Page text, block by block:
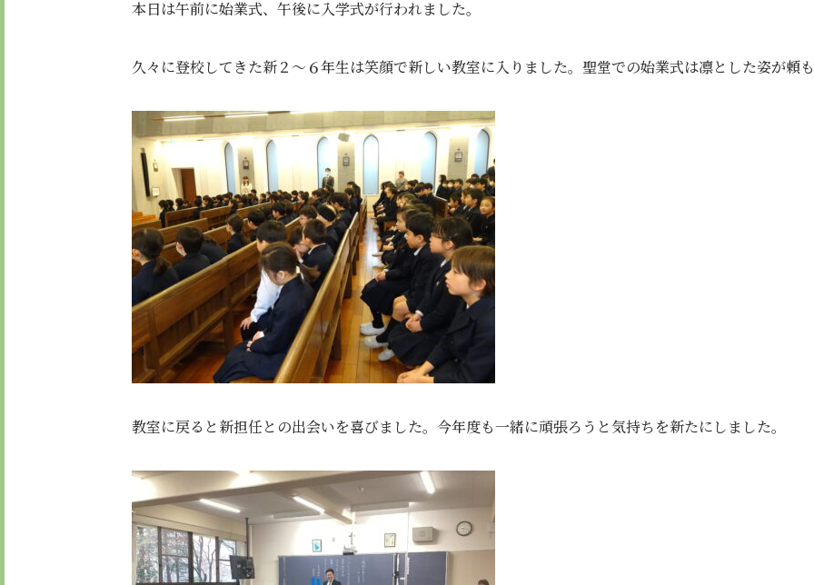
本日は午前に始業式、午後に入学式が行われました。
久々に登校してきた新２～６年生は笑顔で新しい教室に入りました。聖堂での始業式は凛とした姿が頼
教室に戻ると新担任との出会いを喜びました。今年度も一緒に頑張ろうと気持ちを新たにしました。